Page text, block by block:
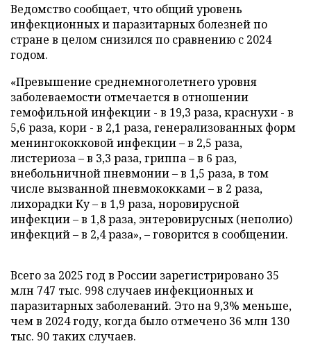
Ведомство сообщает, что общий уровень
инфекционных и паразитарных болезней по
стране в целом снизился по сравнению с 2024
годом.
«Превышение среднемноголетнего уровня
заболеваемости отмечается в отношении
гемофильной инфекции - в 19,3 раза, краснухи - в
5,6 раза, кори - в 2,1 раза, генерализованных форм
менингококковой инфекции – в 2,5 раза,
листериоза – в 3,3 раза, гриппа – в 6 раз,
внебольничной пневмонии – в 1,5 раза, в том
числе вызванной пневмококками – в 2 раза,
лихорадки Ку – в 1,9 раза, норовирусной
инфекции – в 1,8 раза, энтеровирусных (неполио)
инфекций – в 2,4 раза», – говорится в сообщении.
Всего за 2025 год в России зарегистрировано 35
млн 747 тыс. 998 случаев инфекционных и
паразитарных заболеваний. Это на 9,3% меньше,
чем в 2024 году, когда было отмечено 36 млн 130
тыс. 90 таких случаев.